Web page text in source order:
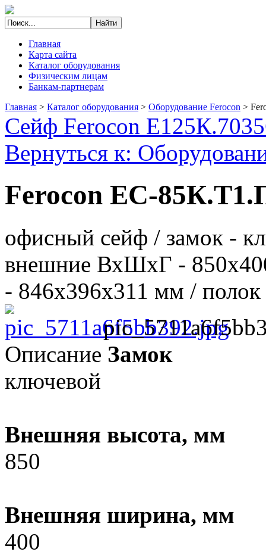
Главная
Карта сайта
Каталог оборудования
Физическим лицам
Банкам-партнерам
Главная > Каталог оборудования > Оборудование Ferocon >
Сейф Ferocon Е125К.7035
Вернуться к:
Ferocon ЕС-
офисный сейф / замок -
внешние ВхШхГ -
- 846х396х311 мм / полок
Описание Замок
ключевой
Внешняя высота, мм
850
Внешняя ширина, мм
400